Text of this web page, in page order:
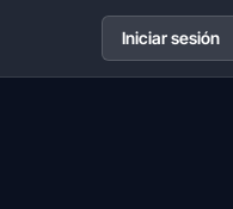
Iniciar sesión